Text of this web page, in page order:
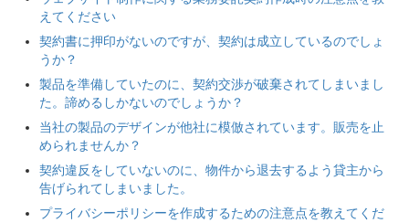
えてください
契約書に押印がないのですが、契約は成立しているのでしょ
うか？
製品を準備していたのに、契約交渉が破棄されてしまいまし
た。諦めるしかないのでしょうか？
当社の製品のデザインが他社に模倣されています。販売を止
められませんか？
契約違反をしていないのに、物件から退去するよう貸主から
告げられてしまいました。
プライバシーポリシーを作成するための注意点を教えてくだ